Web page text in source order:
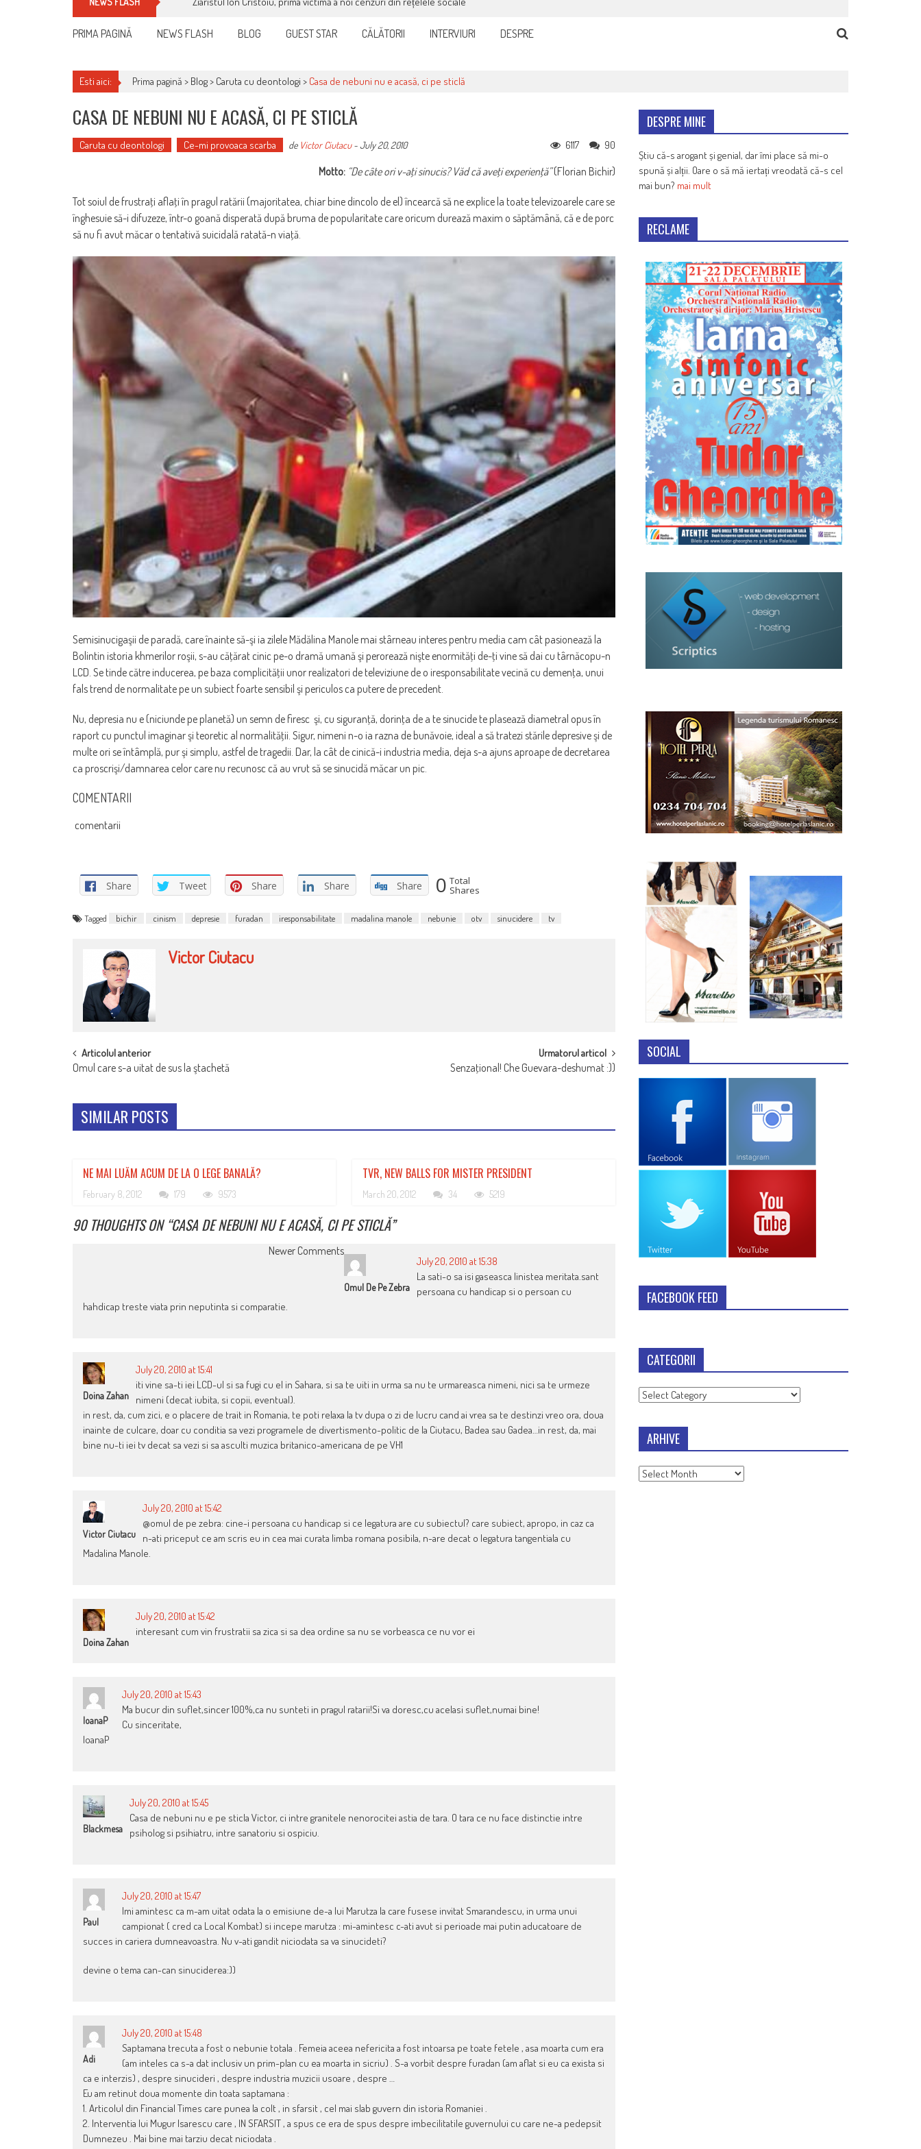
PRIMA PAGINĂ NEWS FLASH BLOG GUEST STAR CĂLĂTORII INTERVIURI DESPRE
Esti aici: Prima pagină > Blog> Caruta cu deontologi > Casa de nebuni nu e acasă, ci pe sticlă
CASA DE NEBUNI NU E ACASĂ, CI PE STICLĂ
Caruta cu deontologi Ce-mi provoaca scarba de Victor Ciutacu-July 20, 2010 90
6117
Motto: “De câte ori v-aţi sinucis? Văd că aveţi experienţă”(Florian Bichir)
Tot soiul de frustraţi aflaţi în pragul ratării (majoritatea, chiar bine dincolo de el) încearcă să ne explice la toate televizoarele care se
înghesuie să-i difuzeze, într-o goană disperată după bruma de popularitate care oricum durează maxim o săptămână, că e de porc
să nu fi avut măcar o tentativă suicidală ratată-n viaţă.
Semisinucigaşii de paradă, care înainte să-şi ia zilele Mădălina Manole mai stârneau interes pentru media cam cât pasionează la
Bolintin istoria khmerilor roşii, s-au căţărat cinic pe-o dramă umană şi perorează nişte enormităţi de-ţi vine să dai cu târnăcopu-n
LCD. Se tinde către inducerea, pe baza complicităţii unor realizatori de televiziune de o iresponsabilitate vecină cu demenţa, unui
fals trend de normalitate pe un subiect foarte sensibil şi periculos ca putere de precedent.
Nu, depresia nu e (niciunde pe planetă) un semn de firesc şi, cu siguranţă, dorinţa de a te sinucide te plasează diametral opus în
raport cu punctul imaginar şi teoretic al normalităţii. Sigur, nimeni n-o ia razna de bunăvoie, ideal a să tratezi stările depresive şi de
multe ori se întâmplă, pur şi simplu, astfel de tragedii. Dar, la cât de cinică-i industria media, deja s-a ajuns aproape de decretarea
ca proscrişi/damnarea celor care nu recunosc că au vrut să se sinucidă măcar un pic.
COMENTARII
comentarii
Share Tweet Share Share Share 0 Total
Shares
Tagged bichir cinism depresie furadan iresponsabilitate madalina manole nebunie otv sinucidere tv
Victor Ciutacu
POST
NAVIGATION
Articolul anterior
Omul care s-a uitat de sus la ştachetă
Urmatorul articol
Senzaţional! Che Guevara-deshumat :))
SIMILAR POSTS
NE MAI LUĂM ACUM DE LA O LEGE BANALĂ?
February 8, 2012 179 9573
TVR, NEW BALLS FOR MISTER PRESIDENT
March 20, 2012 34 5219
90 THOUGHTS ON “CASA DE NEBUNI NU E ACASĂ, CI PE STICLĂ”
Newer Comments
Omul De Pe Zebra
July 20, 2010 at 15:38
La sati-o sa isi gaseasca linistea meritata.sant
persoana cu handicap si o persoan cu
hahdicap treste viata prin neputinta si comparatie.
Doina Zahan
July 20, 2010 at 15:41
iti vine sa-ti iei LCD-ul si sa fugi cu el in Sahara, si sa te uiti in urma sa nu te urmareasca nimeni, nici sa te urmeze
nimeni (decat iubita, si copii, eventual).
in rest, da, cum zici, e o placere de trait in Romania, te poti relaxa la tv dupa o zi de lucru cand ai vrea sa te destinzi vreo ora, doua
inainte de culcare, doar cu conditia sa vezi programele de divertismento-politic de la Ciutacu, Badea sau Gadea…in rest, da, mai
bine nu-ti iei tv decat sa vezi si sa asculti muzica britanico-americana de pe VH1
Victor Ciutacu
July 20, 2010 at 15:42
@omul de pe zebra: cine-i persoana cu handicap si ce legatura are cu subiectul? care subiect, apropo, in caz ca
n-ati priceput ce am scris eu in cea mai curata limba romana posibila, n-are decat o legatura tangentiala cu
Madalina Manole.
Doina Zahan
July 20, 2010 at 15:42
interesant cum vin frustratii sa zica si sa dea ordine sa nu se vorbeasca ce nu vor ei
IoanaP
July 20, 2010 at 15:43
Ma bucur din suflet,sincer 100%,ca nu sunteti in pragul ratarii!Si va doresc,cu acelasi suflet,numai bine!
Cu sinceritate,
IoanaP
Blackmesa
July 20, 2010 at 15:45
Casa de nebuni nu e pe sticla Victor, ci intre granitele nenorocitei astia de tara. O tara ce nu face distinctie intre
psiholog si psihiatru, intre sanatoriu si ospiciu.
Paul
July 20, 2010 at 15:47
Imi amintesc ca m-am uitat odata la o emisiune de-a lui Marutza la care fusese invitat Smarandescu, in urma unui
campionat ( cred ca Local Kombat) si incepe marutza : mi-amintesc c-ati avut si perioade mai putin aducatoare de
succes in cariera dumneavoastra. Nu v-ati gandit niciodata sa va sinucideti?
devine o tema can-can sinuciderea:))
Adi
July 20, 2010 at 15:48
Saptamana trecuta a fost o nebunie totala . Femeia aceea nefericita a fost intoarsa pe toate fetele , asa moarta cum era
(am inteles ca s-a dat inclusiv un prim-plan cu ea moarta in sicriu) . S-a vorbit despre furadan (am aflat si eu ca exista si
ca e interzis) , despre sinucideri , despre industria muzicii usoare , despre …
Eu am retinut doua momente din toata saptamana :
1. Articolul din Financial Times care punea la colt , in sfarsit , cel mai slab guvern din istoria Romaniei .
2. Interventia lui Mugur Isarescu care , IN SFARSIT , a spus ce era de spus despre imbecilitatile guvernului cu care ne-a pedepsit
Dumnezeu . Mai bine mai tarziu decat niciodata .
DESPRE MINE
Știu că-s arogant și genial, dar îmi place să mi-o
spună și alții. Oare o să mă iertați vreodată că-s cel
mai bun? mai mult
RECLAME
SOCIAL
FACEBOOK FEED
CATEGORII
Categorii
ARHIVE
Arhive